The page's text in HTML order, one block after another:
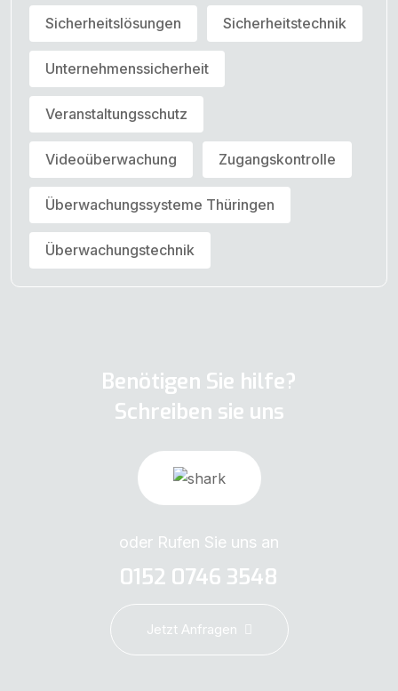
Sicherheitslösungen Sicherheitstechnik
Unternehmenssicherheit
Veranstaltungsschutz
Videoüberwachung Zugangskontrolle
Überwachungssysteme Thüringen
Überwachungstechnik
Benötigen Sie hilfe?
Schreiben sie uns
oder Rufen Sie uns an
0152 0746 3548
Jetzt Anfragen